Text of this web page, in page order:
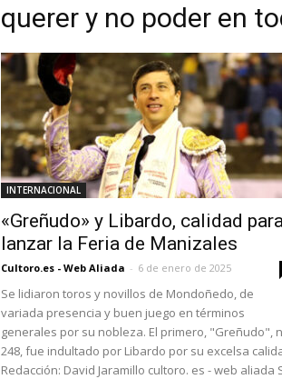
querer y no poder en
INTERNACIONAL
«Greñudo» y Libardo, calidad
lanzar la Feria de Manizales
Cultoro.es - Web Aliada - 6 de enero de 2025
Se lidiaron toros y novillos de Mondoñedo, de
variada presencia y buen juego en términos
generales por su nobleza. El primero, "Greñudo",
248, fue indultado por Libardo por su excelsa
Redacción: David Jaramillo cultoro. es - web aliada